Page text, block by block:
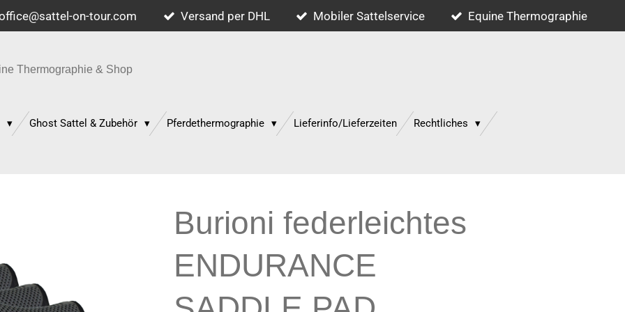
on-tour.com Versand per DHL Mobiler Sattelservice Equine Thermographie
Thermographie & Shop
Ghost Sattel & Zubehör Pferdethermographie Lieferinfo/Lieferzeiten Rechtliches
Burioni federleichtes
ENDURANCE